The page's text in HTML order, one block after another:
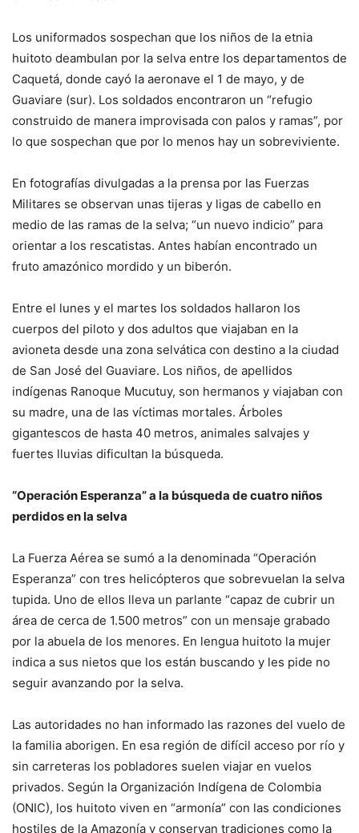
Los uniformados sospechan que los niños de la etnia
huitoto deambulan por la selva entre los departamentos de
Caquetá, donde cayó la aeronave el 1 de mayo, y de
Guaviare (sur). Los soldados encontraron un “refugio
construido de manera improvisada con palos y ramas”, por
lo que sospechan que por lo menos hay un sobreviviente.
En fotografías divulgadas a la prensa por las Fuerzas
Militares se observan unas tijeras y ligas de cabello en
medio de las ramas de la selva; “un nuevo indicio” para
orientar a los rescatistas. Antes habían encontrado un
fruto amazónico mordido y un biberón.
Entre el lunes y el martes los soldados hallaron los
cuerpos del piloto y dos adultos que viajaban en la
avioneta desde una zona selvática con destino a la ciudad
de San José del Guaviare. Los niños, de apellidos
indígenas Ranoque Mucutuy, son hermanos y viajaban con
su madre, una de las víctimas mortales. Árboles
gigantescos de hasta 40 metros, animales salvajes y
fuertes lluvias dificultan la búsqueda.
“Operación Esperanza” a la búsqueda de cuatro niños
perdidos en la selva
La Fuerza Aérea se sumó a la denominada “Operación
Esperanza” con tres helicópteros que sobrevuelan la selva
tupida. Uno de ellos lleva un parlante “capaz de cubrir un
área de cerca de 1.500 metros” con un mensaje grabado
por la abuela de los menores. En lengua huitoto la mujer
indica a sus nietos que los están buscando y les pide no
seguir avanzando por la selva.
Las autoridades no han informado las razones del vuelo de
la familia aborigen. En esa región de difícil acceso por río y
sin carreteras los pobladores suelen viajar en vuelos
privados. Según la Organización Indígena de Colombia
(ONIC), los huitoto viven en “armonía” con las condiciones
hostiles de la Amazonía y conservan tradiciones como la